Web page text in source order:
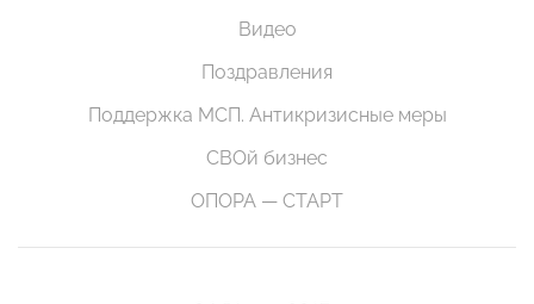
Видео
Поздравления
Поддержка МСП. Антикризисные меры
СВОй бизнес
ОПОРА — СТАРТ